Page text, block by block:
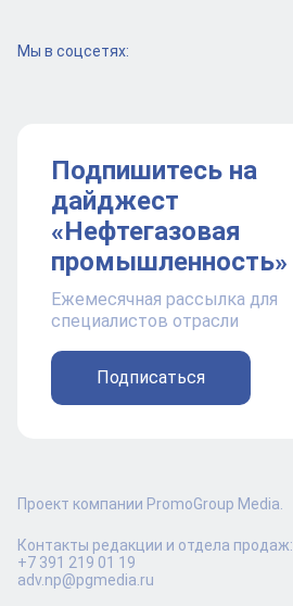
Мы в соцсетях:
Подпишитесь на
дайджест
«Нефтегазовая
промышленность»
Ежемесячная рассылка для
специалистов отрасли
Подписаться
Проект компании PromoGroup Media.
Контакты редакции и отдела продаж:
+7 391 219 01 19
adv.np@pgmedia.ru